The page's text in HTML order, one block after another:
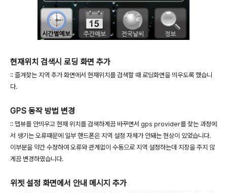
현재위치 검색시 로딩 화면 추가
:: 즐겨찾는 지역 추가 화면에서 현재위치를 검색할 때 로딩화면을 띄우도록 했습니
다.
GPS 동작 방법 변경
:: 맵뷰를 안띄우고 현재 위치를 검색하게끔 바꾸면서 gps provider를 찾는 과정에
서 생기는 오류때문에 일부 핸드폰은 지역 설정 자체가 안돼는 현상이 있었습니다.
이부분을 약간 수정하여 오류와 관계없이 수동으로 지역 설정하는데 지장을 주지 않
게끔 변경하였습니다.
위젯 설정 화면에서 안내 메시지 추가